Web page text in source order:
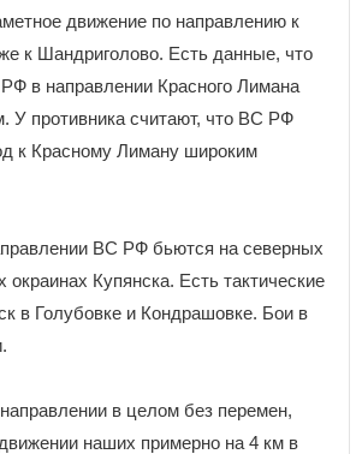
движение по направлению к
к Шандриголово. Есть данные, что
в направлении Красного Лимана
У противника считают, что ВС РФ
к Красному Лиману широким
ВС РФ бьются на северных
окраинах Купянска. Есть тактические
в Голубовке и Кондрашовке. Бои в
в целом без перемен,
наших примерно на 4 км в